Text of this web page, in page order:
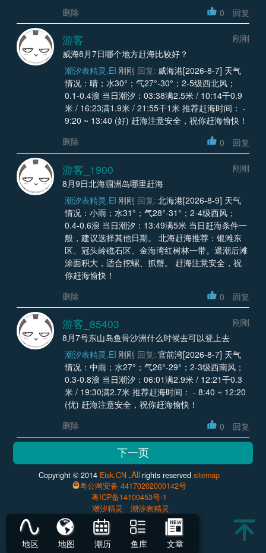
删除
0 回复
游客
刚刚
威海8月7日哪个地方赶海比较好？
潮汐表精灵.EI 刚刚 回复: 威海港[2026-8-7] 天气
情况：晴；水30°；气27°-30°；2-5级西北风；
0.1-0.4浪 当日潮汐：03:38满2.5米 / 10:14干0.9
米 / 16:23满1.9米 / 21:55干1米 推荐赶海时间： -
9:20 ~ 13:40 (好) 赶海注意安全，祝你赶海愉快！
删除
0 回复
游客_1900
刚刚
8月9日北海涠洲岛哪里赶海
潮汐表精灵.EI 刚刚 回复: 北海港[2026-8-9] 天气
情况：小雨；水31°；气28°-31°；2-4级西风；
0.4-0.6浪 当日潮汐：13:49满5米 当日赶海条件一
般，建议选择其他日期。 北海赶海推荐：银滩东
区、冠头岭礁石区、金海湾红树林一带。退潮后滩
涂面积大，适合挖螺、抓蟹。 赶海注意安全，祝
你赶海愉快！
删除
0 回复
游客_85403
刚刚
8月7号东山岛鱼骨沙洲什么时候去可以登上去
潮汐表精灵.EI 刚刚 回复: 官前湾[2026-8-7] 天气
情况：中雨；水27°；气26°-29°；2-3级西南风；
0.3-0.8浪 当日潮汐：06:01满2.9米 / 12:21干0.3
米 / 19:30满2.7米 推荐赶海时间： - 8:40 ~ 12:20
(优) 赶海注意安全，祝你赶海愉快！
删除
0 回复
Copyright © 2014 Eisk.CN .Allrights reservedsitemap
粤公网安备 44170202000142号
粤ICP备14100453号-1
潮汐精灵
潮汐表精灵
地区 地图 潮历 鱼库 文章